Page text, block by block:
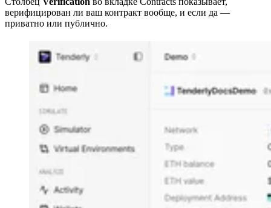
верифицирован ли ваш контракт вообще, и если да —
приватно или публично.